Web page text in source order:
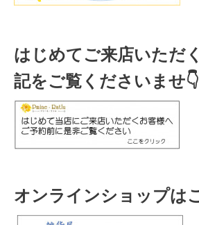
はじめてご来店いただ
記をご覧くださいませ👇
オンラインショップは